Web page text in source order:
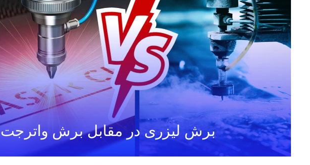
برش لیزری در مقابل برش واترجت